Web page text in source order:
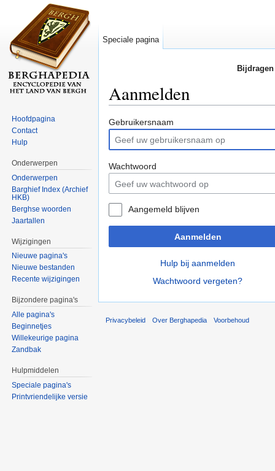
Aanmelden
Gebruikersnaam
Wachtwoord
Aangemeld blijven
Aanmelden
Hulp bij aanmelden
Wachtwoord vergeten?
Speciale pagina
Hoofdpagina
Contact
Hulp
Onderwerpen
Onderwerpen
Barghief Index (Archief
HKB)
Berghse woorden
Jaartallen
Wijzigingen
Nieuwe pagina's
Nieuwe bestanden
Recente wijzigingen
Bijzondere pagina's
Alle pagina's
Beginnetjes
Willekeurige pagina
Zandbak
Hulpmiddelen
Speciale pagina's
Printvriendelijke versie
Privacybeleid Over Berghapedia Voorbehoud